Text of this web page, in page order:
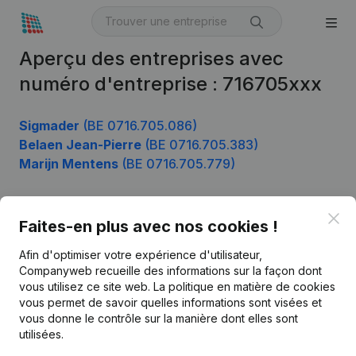
Aperçu des entreprises avec
numéro d'entreprise : 716705xxx
Sigmader (BE 0716.705.086)
Belaen Jean-Pierre (BE 0716.705.383)
Marijn Mentens (BE 0716.705.779)
Faites-en plus avec nos cookies !
Afin d'optimiser votre expérience d'utilisateur,
Companyweb recueille des informations sur la façon dont
vous utilisez ce site web. La politique en matière de cookies
vous permet de savoir quelles informations sont visées et
vous donne le contrôle sur la manière dont elles sont
utilisées.
Français
Kantorenpark Everest
Produit
Informations d’entreprise
Monitoring
Recherche internationale